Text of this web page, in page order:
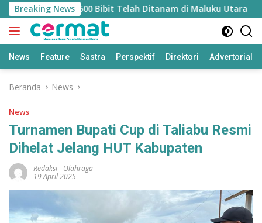
Langsung
ke
konten
Breaking News
Mangrove, 36.500 Bibit Telah Ditanam di Maluku Utara
News Feature Sastra Perspektif Direktori Advertorial
Beranda News
News
Turnamen Bupati Cup di Taliabu Resmi
Dihelat Jelang HUT Kabupaten
Redaksi- Olahraga
19 April 2025